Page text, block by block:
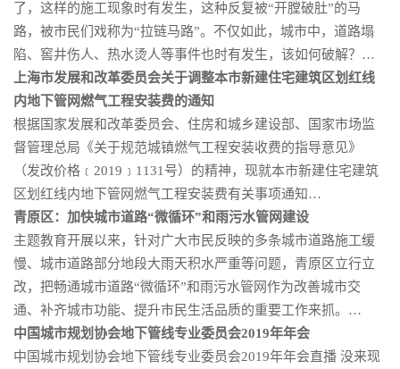
了，这样的施工现象时有发生，这种反复被“开膛破肚”的马
路，被市民们戏称为“拉链马路”。不仅如此，城市中，道路塌
陷、窖井伤人、热水烫人等事件也时有发生，该如何破解？…
上海市发展和改革委员会关于调整本市新建住宅建筑区划红线
内地下管网燃气工程安装费的通知
根据国家发展和改革委员会、住房和城乡建设部、国家市场监
督管理总局《关于规范城镇燃气工程安装收费的指导意见》
（发改价格﹝2019﹞1131号）的精神，现就本市新建住宅建筑
区划红线内地下管网燃气工程安装费有关事项通知…
青原区：加快城市道路“微循环”和雨污水管网建设
主题教育开展以来，针对广大市民反映的多条城市道路施工缓
慢、城市道路部分地段大雨天积水严重等问题，青原区立行立
改，把畅通城市道路“微循环”和雨污水管网作为改善城市交
通、补齐城市功能、提升市民生活品质的重要工作来抓。…
中国城市规划协会地下管线专业委员会2019年年会
中国城市规划协会地下管线专业委员会2019年年会直播 没来现